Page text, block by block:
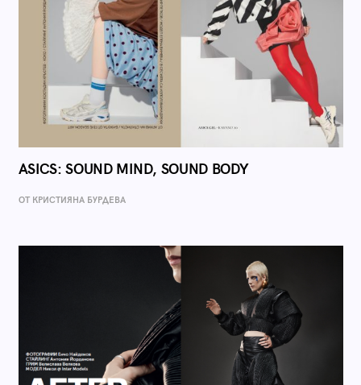
ASICS: SOUND MIND, SOUND BODY
ОТ КРИСТИЯНА БУРДЕВА